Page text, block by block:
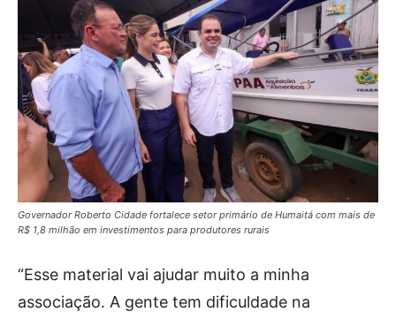
Governador Roberto Cidade fortalece setor primário de Humaitá com mais de
R$ 1,8 milhão em investimentos para produtores rurais
“Esse material vai ajudar muito a minha
associação. A gente tem dificuldade na